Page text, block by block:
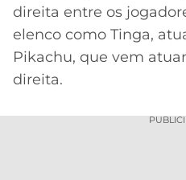
direita entre os
elenco como Tinga,
Pikachu, que vem
direita.